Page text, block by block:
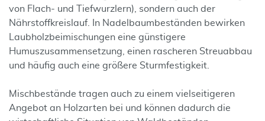
von Flach- und Tiefwurzlern), sondern auch der
Nährstoffkreislauf. In Nadelbaumbeständen bewirken
Laubholzbeimischungen eine günstigere
Humuszusammensetzung, einen rascheren Streuabbau
und häufig auch eine größere Sturmfestigkeit.
Mischbestände tragen auch zu einem vielseitigeren
Angebot an Holzarten bei und können dadurch die